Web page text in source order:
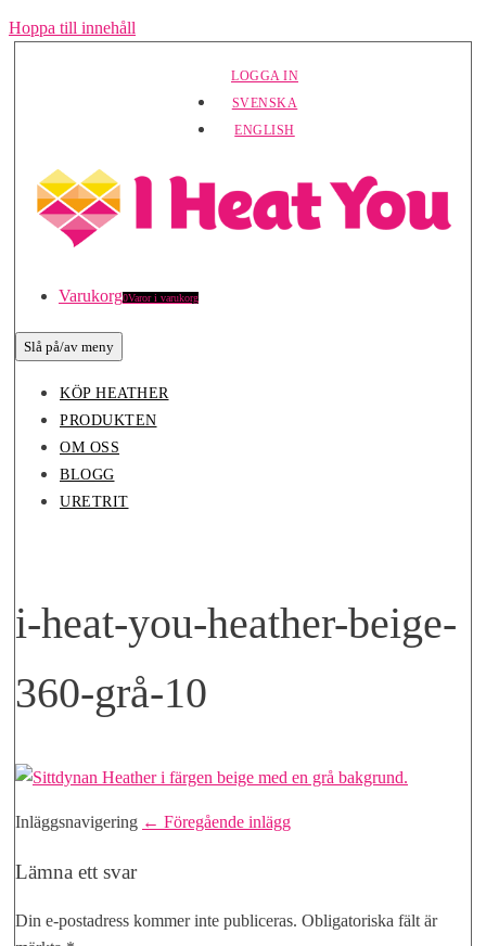
Hoppa till innehåll
LOGGA IN
SVENSKA
ENGLISH
Varukorg0Varor i varukorg
Slå på/av meny
KÖP HEATHER
PRODUKTEN
OM OSS
BLOGG
URETRIT
i-heat-you-heather-beige-
360-grå-10
Inläggsnavigering ← Föregående inlägg
Lämna ett svar
Din e-postadress kommer inte publiceras. Obligatoriska fält är